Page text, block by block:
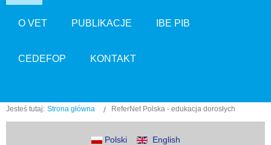
O VET PUBLIKACJE IBE PIB
CEDEFOP KONTAKT
Jesteś tutaj: Strona główna ReferNet Polska - edukacja dorosłych
Polski English